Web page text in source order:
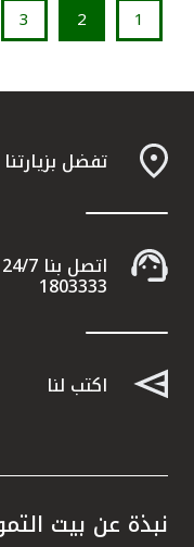
1
2
3
تفضل بزيارتنا
1803333
اكتب لنا
نبذة عن بيت